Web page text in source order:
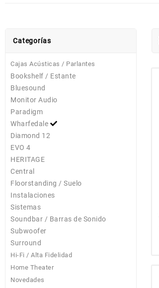
Categorías
Cajas Acústicas / Parlantes
Bookshelf / Estante
Bluesound
Monitor Audio
Paradigm
Wharfedale
Diamond 12
EVO 4
HERITAGE
Central
Floorstanding / Suelo
Instalaciones
Sistemas
Soundbar / Barras de Sonido
Subwoofer
Surround
Hi-Fi / Alta Fidelidad
Home Theater
Novedades